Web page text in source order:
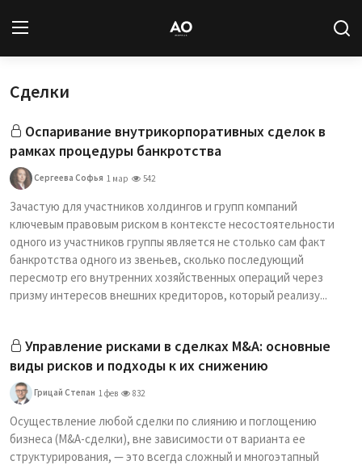
Вход
Новости
Статьи
Авторы
Архив
База знаний
Сделки
Оспаривание внутрикорпоративных сделок в
рамках процедуры банкротства
Сергеева Софья 1 мар 542
Зачастую для участников холдингов и групп компаний
ключевым правовым риском в контексте несостоятельности
одного из участников группы является не столько сам факт
банкротства одного из звеньев, сколько последующий
пересмотр его внутренних хозяйственных операций через
призму интересов внешних кредиторов, который реализу...
Управление рисками в сделках M&A: основные
виды рисков и подходы к их снижению
Грицай Степан 1 фев 832
Осуществление любой сделки по слиянию и поглощению
бизнеса (M&A-сделки), вне зависимости от варианта ее
структурирования, — это всегда сложный и многоэтапный